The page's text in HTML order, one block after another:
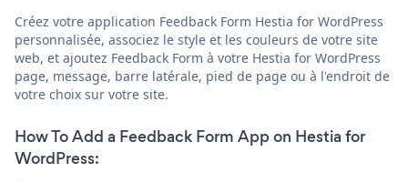
Créez votre application Feedback Form Hestia for WordPress
personnalisée, associez le style et les couleurs de votre site
web, et ajoutez Feedback Form à votre Hestia for WordPress
page, message, barre latérale, pied de page ou à l'endroit de
votre choix sur votre site.
How To Add a Feedback Form App on Hestia for
WordPress: